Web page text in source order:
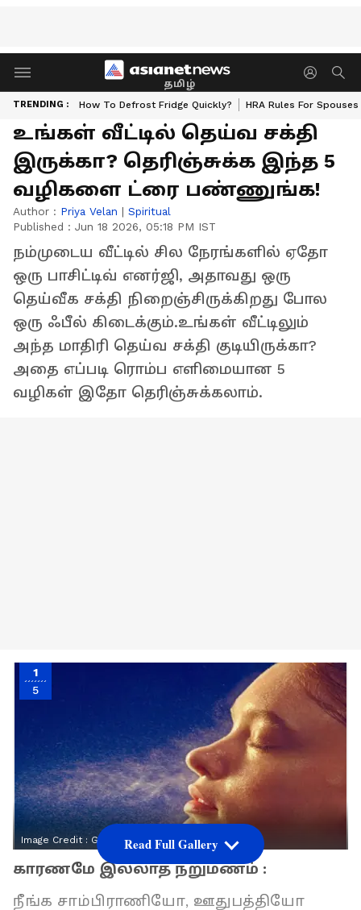
தமிழ்
TRENDING : How To Defrost Fridge Quickly? HRA Rules For Spouses
உங்கள் வீட்டில் தெய்வ சக்தி
இருக்கா? தெரிஞ்சுக்க இந்த 5
வழிகளை ட்ரை பண்ணுங்க!
Author : Priya Velan | Spiritual
Published : Jun 18 2026, 05:18 PM IST
நம்முடைய வீட்டில் சில நேரங்களில் ஏதோ
ஒரு பாசிட்டிவ் எனர்ஜி, அதாவது ஒரு
தெய்வீக சக்தி நிறைஞ்சிருக்கிறது போல
ஒரு ஃபீல் கிடைக்கும்.உங்கள் வீட்டிலும்
அந்த மாதிரி தெய்வ சக்தி குடியிருக்கா?
அதை எப்படி ரொம்ப எளிமையான 5
வழிகள் இதோ தெரிஞ்சுக்கலாம்.
1
5
Image Credit : Getty
காரணமே இல்லாத நறுமணம் :
நீங்க சாம்பிராணியோ, ஊதுபத்தியோ
Read Full Gallery